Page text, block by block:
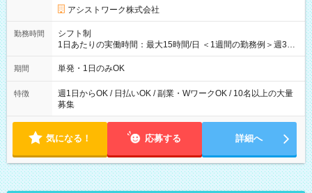
アシストワーク株式会社
勤務時間
シフト制
1日あたりの実働時間：最大15時間/日 ＜1週間の勤務例＞週3回
勤務 勤務：月・水・金 休み：火・木・土・日 好きな時にお仕事
可能です！ ※1日あたりの最大実働時間は日勤、夜勤共に勤務し
期間 単発・1日のみOK
特徴
週1日からOK / 日払いOK / 副業・WワークOK / 10名以上の大量
募集
気になる！ 応募する 詳細へ